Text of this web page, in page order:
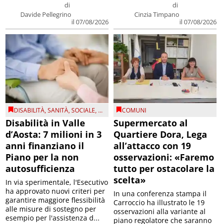
di
Davide Pellegrino
il 07/08/2026
di
Cinzia Timpano
il 07/08/2026
DISABILITÀ,SANITÀ,SOCIALE, ...
Disabilità in Valle
d’Aosta: 7 milioni in 3
anni finanziano il
Piano per la non
autosufficienza
In via sperimentale, l'Esecutivo
ha approvato nuovi criteri per
garantire maggiore flessibilità
alle misure di sostegno per
esempio per l'assistenza d...
COMUNI
Supermercato al
Quartiere Dora, Lega
all’attacco con 19
osservazioni: «Faremo
tutto per ostacolare la
scelta»
In una conferenza stampa il
Carroccio ha illustrato le 19
osservazioni alla variante al
piano regolatore che saranno